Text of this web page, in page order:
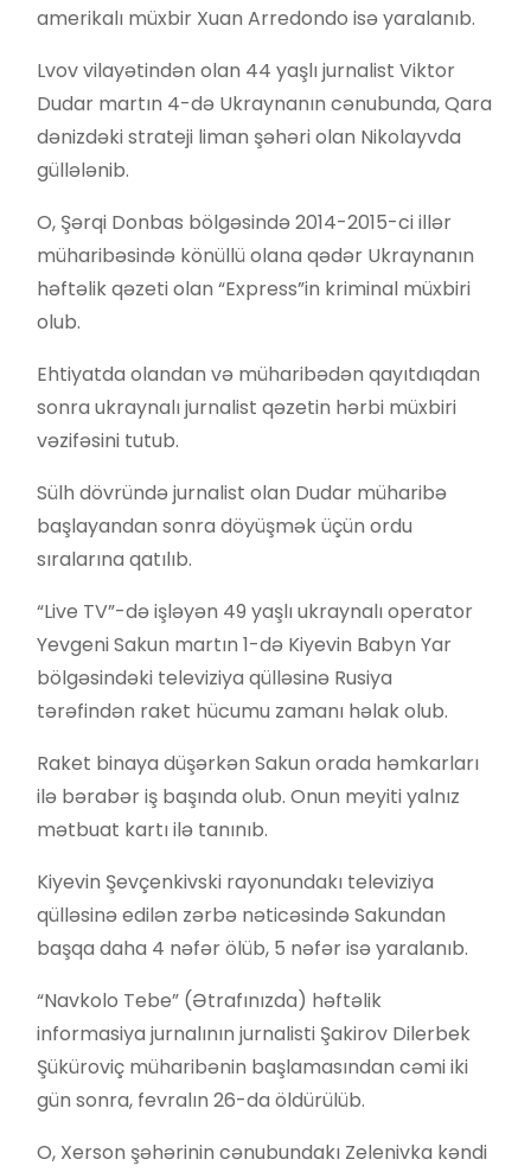
amerikalı müxbir Xuan Arredondo isə yaralanıb.
Lvov vilayətindən olan 44 yaşlı jurnalist Viktor
Dudar martın 4-də Ukraynanın cənubunda, Qara
dənizdəki strateji liman şəhəri olan Nikolayvda
güllələnib.
O, Şərqi Donbas bölgəsində 2014-2015-ci illər
müharibəsində könüllü olana qədər Ukraynanın
həftəlik qəzeti olan “Express”in kriminal müxbiri
olub.
Ehtiyatda olandan və müharibədən qayıtdıqdan
sonra ukraynalı jurnalist qəzetin hərbi müxbiri
vəzifəsini tutub.
Sülh dövründə jurnalist olan Dudar müharibə
başlayandan sonra döyüşmək üçün ordu
sıralarına qatılıb.
“Live TV”-də işləyən 49 yaşlı ukraynalı operator
Yevgeni Sakun martın 1-də Kiyevin Babyn Yar
bölgəsindəki televiziya qülləsinə Rusiya
tərəfindən raket hücumu zamanı həlak olub.
Raket binaya düşərkən Sakun orada həmkarları
ilə bərabər iş başında olub. Onun meyiti yalnız
mətbuat kartı ilə tanınıb.
Kiyevin Şevçenkivski rayonundakı televiziya
qülləsinə edilən zərbə nəticəsində Sakundan
başqa daha 4 nəfər ölüb, 5 nəfər isə yaralanıb.
“Navkolo Tebe” (Ətrafınızda) həftəlik
informasiya jurnalının jurnalisti Şakirov Dilerbek
Şüküroviç müharibənin başlamasından cəmi iki
gün sonra, fevralın 26-da öldürülüb.
O, Xerson şəhərinin cənubundakı Zelenivka kəndi